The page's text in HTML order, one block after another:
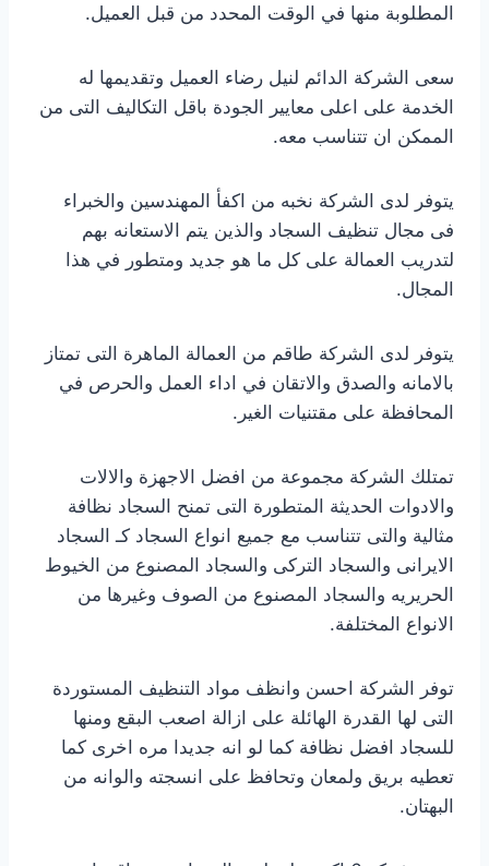
المطلوبة منها في الوقت المحدد من قبل العميل.
سعى الشركة الدائم لنيل رضاء العميل وتقديمها له
الخدمة على اعلى معايير الجودة باقل التكاليف التى من
الممكن ان تتناسب معه.
يتوفر لدى الشركة نخبه من اكفأ المهندسين والخبراء
فى مجال تنظيف السجاد والذين يتم الاستعانه بهم
لتدريب العمالة على كل ما هو جديد ومتطور في هذا
المجال.
يتوفر لدى الشركة طاقم من العمالة الماهرة التى تمتاز
بالامانه والصدق والاتقان في اداء العمل والحرص في
المحافظة على مقتنيات الغير.
تمتلك الشركة مجموعة من افضل الاجهزة والالات
والادوات الحديثة المتطورة التى تمنح السجاد نظافة
مثالية والتى تتناسب مع جميع انواع السجاد كـ السجاد
الايرانى والسجاد التركى والسجاد المصنوع من الخيوط
الحريريه والسجاد المصنوع من الصوف وغيرها من
الانواع المختلفة.
توفر الشركة احسن وانظف مواد التنظيف المستوردة
التى لها القدرة الهائلة على ازالة اصعب البقع ومنها
للسجاد افضل نظافة كما لو انه جديدا مره اخرى كما
تعطيه بريق ولمعان وتحافظ على انسجته والوانه من
البهتان.